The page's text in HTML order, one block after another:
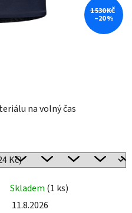
na volný čas
Skladem (1 ks)
11.8.2026
1 530 KČ
–20 %